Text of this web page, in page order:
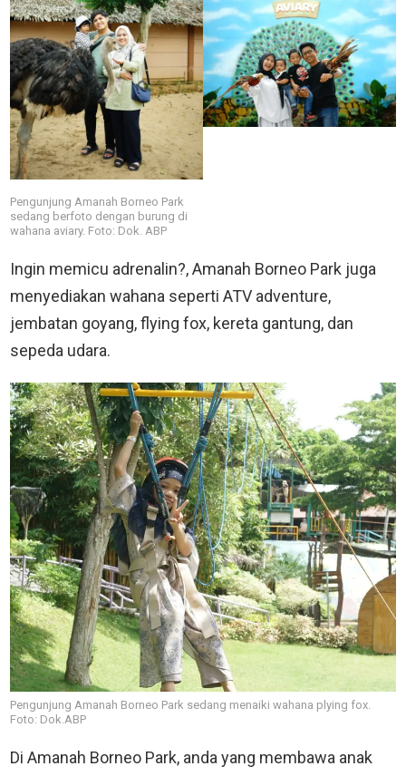
Pengunjung Amanah Borneo Park
sedang berfoto dengan burung di
wahana aviary. Foto: Dok. ABP
Ingin memicu adrenalin?, Amanah Borneo Park juga
menyediakan wahana seperti ATV adventure,
jembatan goyang, flying fox, kereta gantung, dan
sepeda udara.
Pengunjung Amanah Borneo Park sedang menaiki wahana plying fox.
Foto: Dok.ABP
Di Amanah Borneo Park, anda yang membawa anak